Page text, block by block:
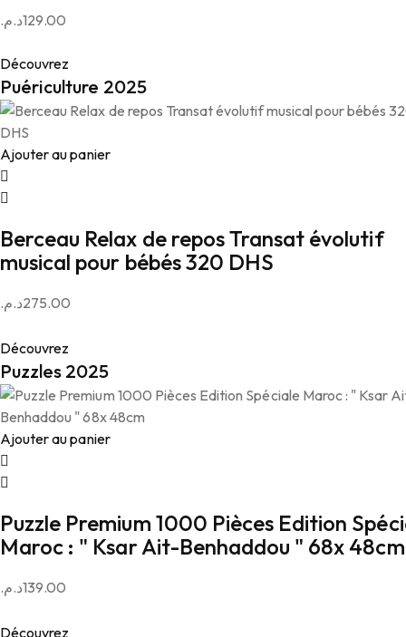
129.00د.م.
Découvrez
Puériculture 2025
Ajouter au panier
Berceau Relax de repos Transat évolutif
musical pour bébés 320 DHS
275.00د.م.
Découvrez
Puzzles 2025
Ajouter au panier
Puzzle Premium 1000 Pièces Edition
Maroc : " Ksar Ait-Benhaddou " 68x 48cm
139.00د.م.
Découvrez